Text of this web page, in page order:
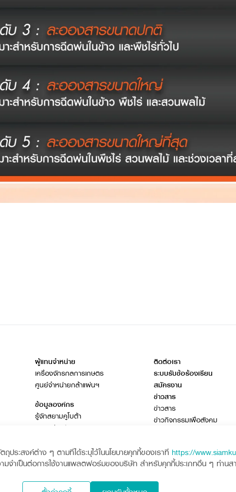
ระสงค์ต่าง ๆ ตามที่ได้ระบุไว้ในนโยบายคุกกี้ของเราที่ https://
มจำเป็นต่อการใช้งานแพลตฟอร์มของบริษัท สำหรับคุกกี้ประเภทอื่น ๆ ท่าน
ผู้แทนจำหน่าย
เครื่องจักรกลการเกษตร
ศูนย์จำหน่ายกล้าแผ่นฯ
ข้อมูลองค์กร
รู้จักสยามคูโบต้า
ธุรกิจต่างประเทศ
ติดต่อเรา
ระบบรับข้อร้องเรียน
สมัครงาน
ข่าวสาร
ข่าวสาร
ข่าวกิจกรรมเพื่อสังคม
วารสารออนไลน์
Siam Kubota